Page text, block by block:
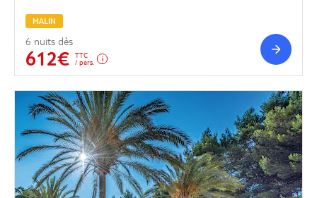
MALIN
6 nuits dès
612€
TTC
/ pers.